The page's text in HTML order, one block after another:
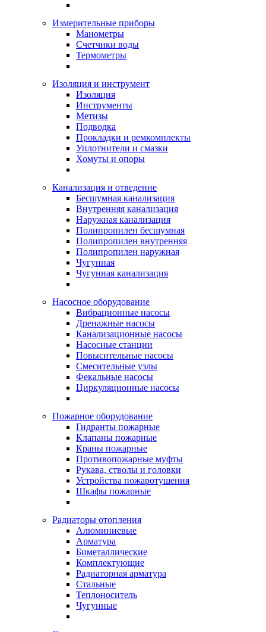
Измерительные приборы
Манометры
Счетчики воды
Термометры
Изоляция и инструмент
Изоляция
Инструменты
Метизы
Подводка
Прокладки и ремкомплекты
Уплотнители и смазки
Хомуты и опоры
Канализация и отведение
Бесшумная канализация
Внутренняя канализация
Наружная канализация
Полипропилен бесшумная
Полипропилен внутренняя
Полипропилен наружная
Чугунная
Чугунная канализация
Насосное оборудование
Вибрационные насосы
Дренажные насосы
Канализационные насосы
Насосные станции
Повысительные насосы
Смесительные узлы
Фекальные насосы
Циркуляционные насосы
Пожарное оборудование
Гидранты пожарные
Клапаны пожарные
Краны пожарные
Противопожарные муфты
Рукава, стволы и головки
Устройства пожаротушения
Шкафы пожарные
Радиаторы отопления
Алюминиевые
Арматура
Биметаллические
Комплектующие
Радиаторная арматура
Стальные
Теплоноситель
Чугунные